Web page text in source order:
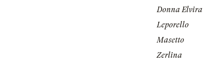
Donna Elvira
Leporello
Masetto
Zerlina